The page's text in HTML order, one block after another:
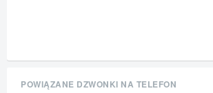
POWIĄZANE DZWONKI NA TELEFON